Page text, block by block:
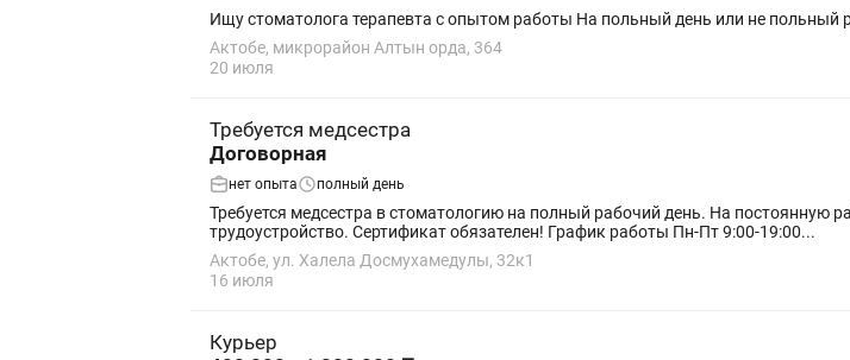
Актобе, микрорайон Алтын орда, 364
20 июля
Требуется медсестра
Договорная
нет опыта полный день
Требуется медсестра в стоматологию на полный рабочий день. На постоянную
трудоустройство. Сертификат обязателен! График работы Пн-Пт 9:00-19:00...
Актобе, ул. Халела Досмухамедулы, 32к1
16 июля
Курьер